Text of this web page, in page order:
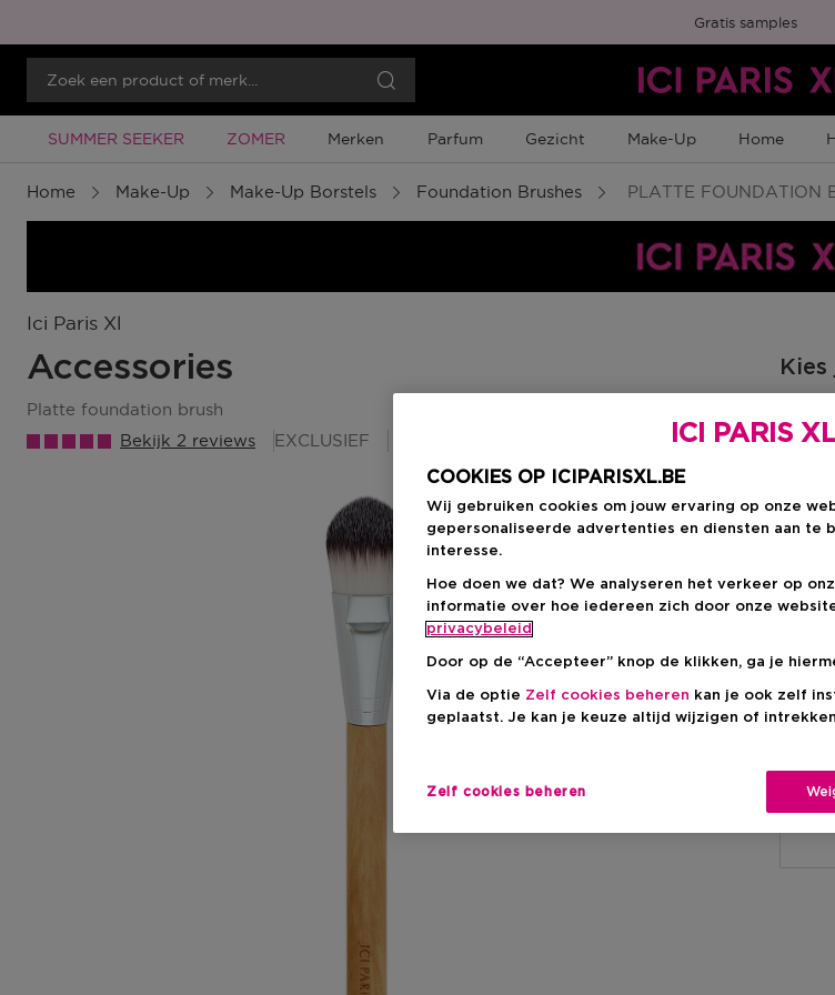
Gratis samples
Tijdelijke Promotie
SUMMER SEEKER Tijdelijke Promotie
ZOMER Merken Parfum Gezicht Make-Up Home
Home Make-Up Make-Up Borstels Foundation Brushes PLATTE FOUNDATION
Ici Paris Xl
Accessories
platte foundation brush
Bekijk 2 reviews
EXCLUSIEF
€
ICI PARIS
COOKIES OP ICIPARISXL.BE
Wij gebruiken cookies om jouw ervaring op onze
gepersonaliseerde advertenties en diensten aan te
interesse.
Hoe doen we dat? We analyseren het verkeer op
informatie over hoe iedereen zich door onze
privacybeleid
Door op de “Accepteer” knop de klikken, ga je
Via de optie Zelf cookies beheren kan je ook zelf
geplaatst. Je kan je keuze altijd wijzigen of
Zelf cookies beheren